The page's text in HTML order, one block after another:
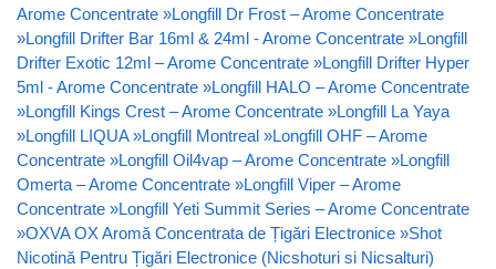
Arome Concentrate »Longfill Dr Frost – Arome Concentrate
»Longfill Drifter Bar 16ml & 24ml - Arome Concentrate »Longfill
Drifter Exotic 12ml – Arome Concentrate »Longfill Drifter Hyper
5ml - Arome Concentrate »Longfill HALO – Arome Concentrate
»Longfill Kings Crest – Arome Concentrate »Longfill La Yaya
»Longfill LIQUA »Longfill Montreal »Longfill OHF – Arome
Concentrate »Longfill Oil4vap – Arome Concentrate »Longfill
Omerta – Arome Concentrate »Longfill Viper – Arome
Concentrate »Longfill Yeti Summit Series – Arome Concentrate
»OXVA OX Aromă Concentrata de Țigări Electronice »Shot
Nicotină Pentru Țigări Electronice (Nicshoturi si Nicsalturi)